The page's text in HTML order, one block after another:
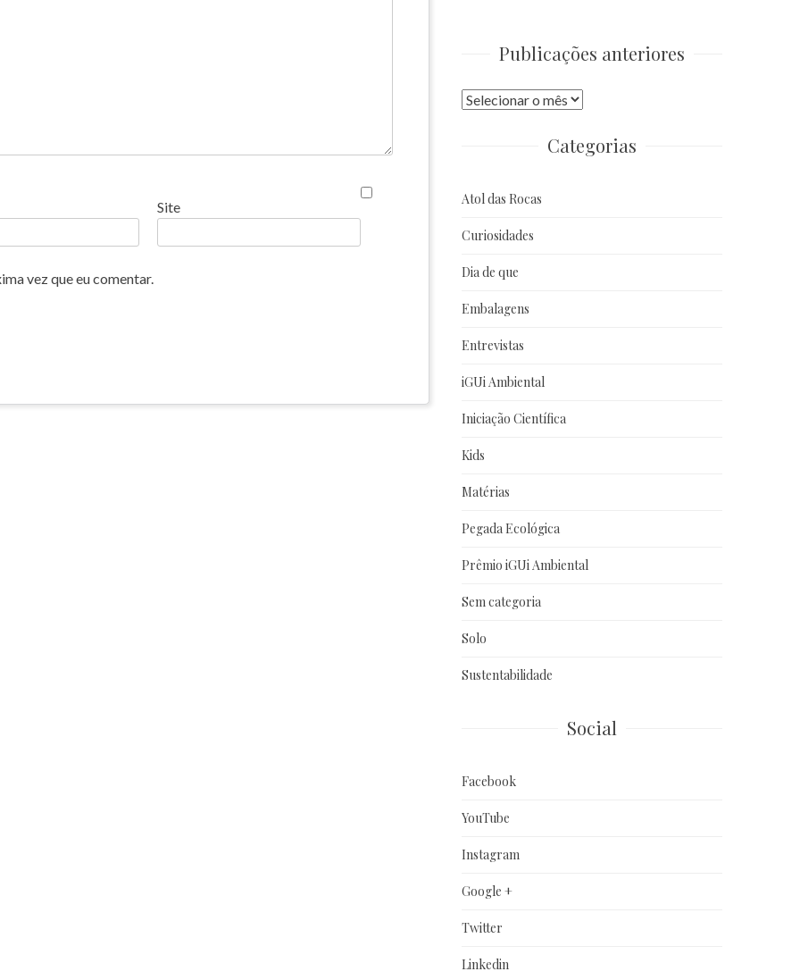
Site
vez que eu comentar.
Publicações anteriores
Publicações
Categorias
Atol das Rocas
Curiosidades
Dia de que
Embalagens
Entrevistas
iGUi Ambiental
Iniciação Científica
Kids
Matérias
Pegada Ecológica
Prêmio iGUi Ambiental
Sem categoria
Solo
Sustentabilidade
Social
Facebook
YouTube
Instagram
Google +
Twitter
Linkedin